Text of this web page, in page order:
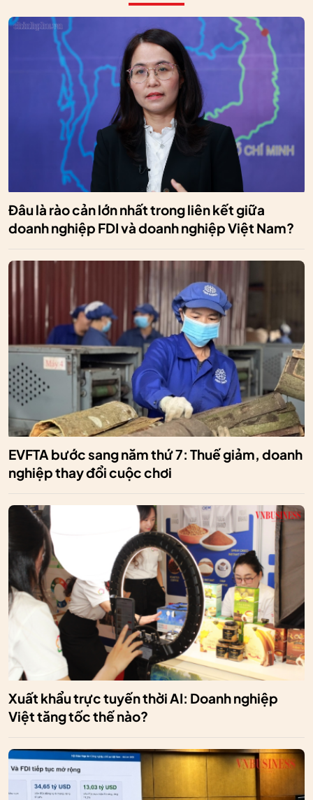
Đâu là rào cản lớn nhất trong liên kết giữa
doanh nghiệp FDI và doanh nghiệp Việt Nam?
EVFTA bước sang năm thứ 7: Thuế giảm, doanh
nghiệp thay đổi cuộc chơi
Xuất khẩu trực tuyến thời AI: Doanh nghiệp
Việt tăng tốc thế nào?